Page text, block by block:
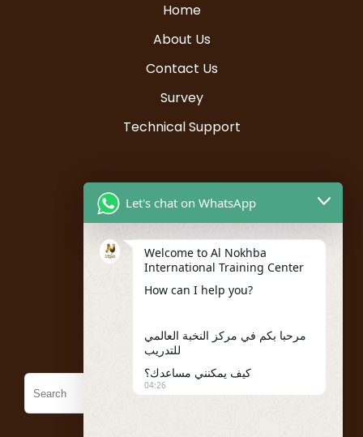
Home
About Us
Contact Us
Survey
Technical Support
Resources
Student Registration
My account
Let's chat on WhatsApp
Welcome to Al Nokhba
International Training Center
How can I help you?
مرحبا بكم في مركز النخبة العالمي
للتدريب
كيف يمكنني مساعدك؟
04:26